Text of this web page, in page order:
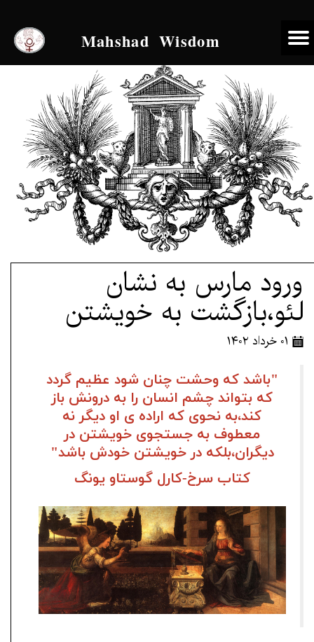
Mahshad Wisdom
ورود مارس به نشان
لئو،بازگشت به خویشتن
۰۱ خرداد ۱۴۰۲
"باشد که وحشت چنان شود عظیم گردد
که بتواند چشم انسان را به درونش باز
کند،به نحوی که اراده ی او دیگر نه
معطوف به جستجوی خویشتن در
دیگران،بلکه در خویشتن خودش باشد"
کتاب سرخ-کارل گوستاو یونگ